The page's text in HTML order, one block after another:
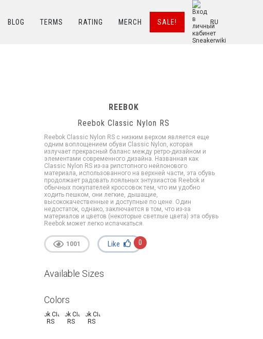
BLOG TERMS RATING MERCH SALE! RU
REEBOK
Reebok Classic Nylon RS
Reebok Classic Nylon RS с низким верхом является еще
одним воплощением обуви Classic Nylon, которая
излучает прекрасный баланс между ретро-дизайном и
элементами современного дизайна. Названная как
Classic Nylon RS из-за рипстопного нейлонового
материала, использованного на верхней части, эта обувь
продолжает радовать лояльных энтузиастов Reebok и
обычных покупателей кроссовок тем, что им удобно
ходить пешком, они легкие, дышащие,
высококачественные и доступные по цене. Один
недостаток, однако, заключается в том, что из-за
материалов и цветов (некоторые светлые цвета) эта обувь
Reebok может легко испачкаться.
1001 Like 0
Available Sizes
Colors